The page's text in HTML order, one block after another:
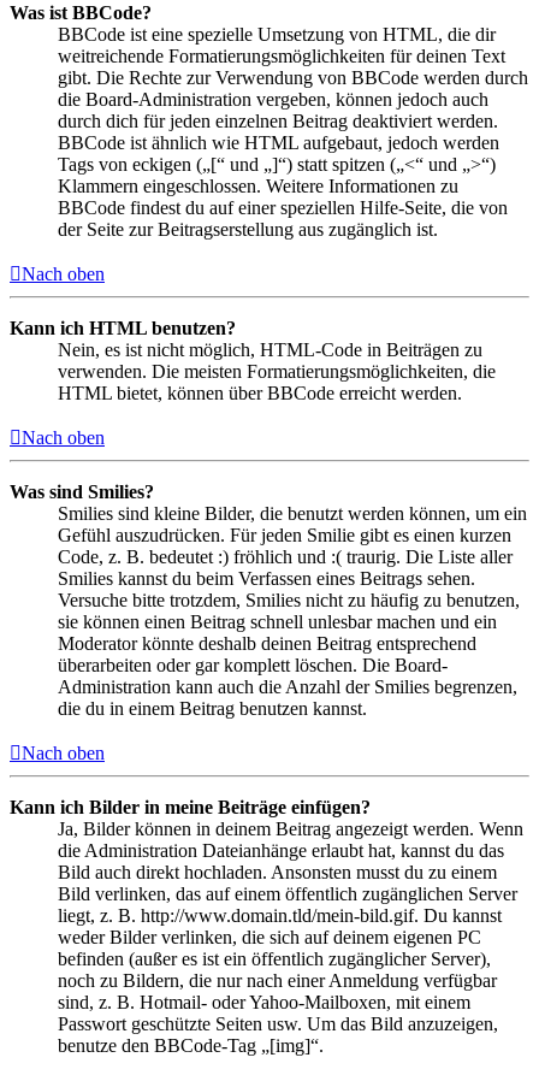
Was ist BBCode?
BBCode ist eine spezielle Umsetzung von HTML, die dir
weitreichende Formatierungsmöglichkeiten für deinen Text
gibt. Die Rechte zur Verwendung von BBCode werden durch
die Board-Administration vergeben, können jedoch auch
durch dich für jeden einzelnen Beitrag deaktiviert werden.
BBCode ist ähnlich wie HTML aufgebaut, jedoch werden
Tags von eckigen („[“ und „]“) statt spitzen („<“ und „>“)
Klammern eingeschlossen. Weitere Informationen zu
BBCode findest du auf einer speziellen Hilfe-Seite, die von
der Seite zur Beitragserstellung aus zugänglich ist.
Nach oben
Kann ich HTML benutzen?
Nein, es ist nicht möglich, HTML-Code in Beiträgen zu
verwenden. Die meisten Formatierungsmöglichkeiten, die
HTML bietet, können über BBCode erreicht werden.
Nach oben
Was sind Smilies?
Smilies sind kleine Bilder, die benutzt werden können, um ein
Gefühl auszudrücken. Für jeden Smilie gibt es einen kurzen
Code, z. B. bedeutet :) fröhlich und :( traurig. Die Liste aller
Smilies kannst du beim Verfassen eines Beitrags sehen.
Versuche bitte trotzdem, Smilies nicht zu häufig zu benutzen,
sie können einen Beitrag schnell unlesbar machen und ein
Moderator könnte deshalb deinen Beitrag entsprechend
überarbeiten oder gar komplett löschen. Die Board-
Administration kann auch die Anzahl der Smilies begrenzen,
die du in einem Beitrag benutzen kannst.
Nach oben
Kann ich Bilder in meine Beiträge einfügen?
Ja, Bilder können in deinem Beitrag angezeigt werden. Wenn
die Administration Dateianhänge erlaubt hat, kannst du das
Bild auch direkt hochladen. Ansonsten musst du zu einem
Bild verlinken, das auf einem öffentlich zugänglichen Server
liegt, z. B. http://www.domain.tld/mein-bild.gif. Du kannst
weder Bilder verlinken, die sich auf deinem eigenen PC
befinden (außer es ist ein öffentlich zugänglicher Server),
noch zu Bildern, die nur nach einer Anmeldung verfügbar
sind, z. B. Hotmail- oder Yahoo-Mailboxen, mit einem
Passwort geschützte Seiten usw. Um das Bild anzuzeigen,
benutze den BBCode-Tag „[img]“.